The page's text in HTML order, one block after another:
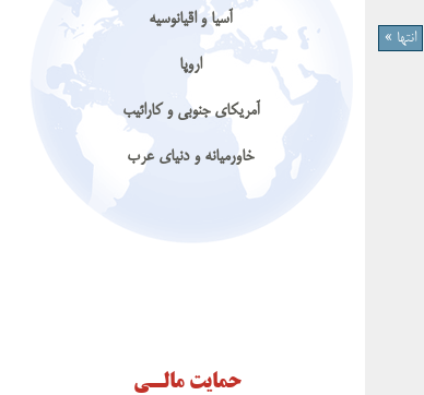
انتها »
آسیا و اقیانوسیه
اروپا
آمریکای جنوبی و کارائیب
خاورمیانه و دنیای عرب
حمایت مالـی